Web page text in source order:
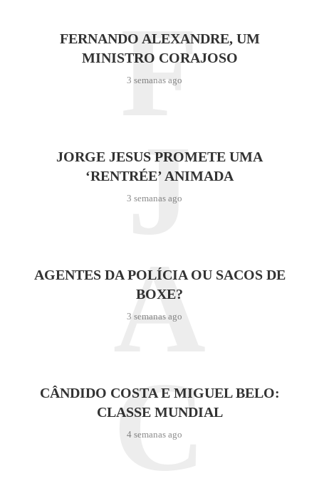
FERNANDO ALEXANDRE, UM
MINISTRO CORAJOSO
3 semanas ago
F
JORGE JESUS PROMETE UMA
‘RENTRÉE’ ANIMADA
3 semanas ago
J
AGENTES DA POLÍCIA OU SACOS DE
BOXE?
3 semanas ago
A
CÂNDIDO COSTA E MIGUEL BELO:
CLASSE MUNDIAL
4 semanas ago
C